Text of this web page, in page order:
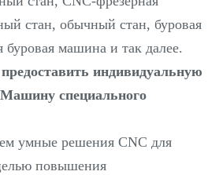
стан, обычный стан, буровая
машина и так далее.
индивидуальную
специального
умные решения CNC для
повышения